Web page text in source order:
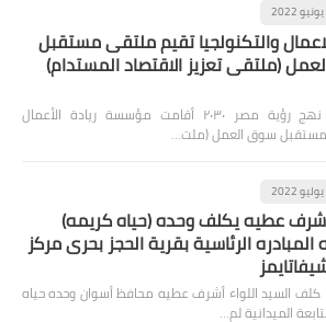
والتكنولجيا تقيم ملتقى مستقبل
(ملتقى تعزيز الاقتصاد المستدام)
✍️ سهيلة محي على نهج رؤية مصر ٢٠٣٠ أقامت مؤسسة ريادة الأعمال
أشرف عطيه يكلف وحده (حياه كريمه)
المبادره الرئاسية بقرية الحجز بحرى مركز
السيد اللواء أشرف عطيه محافظ أسوان وحده حياه
الميدانية لم…